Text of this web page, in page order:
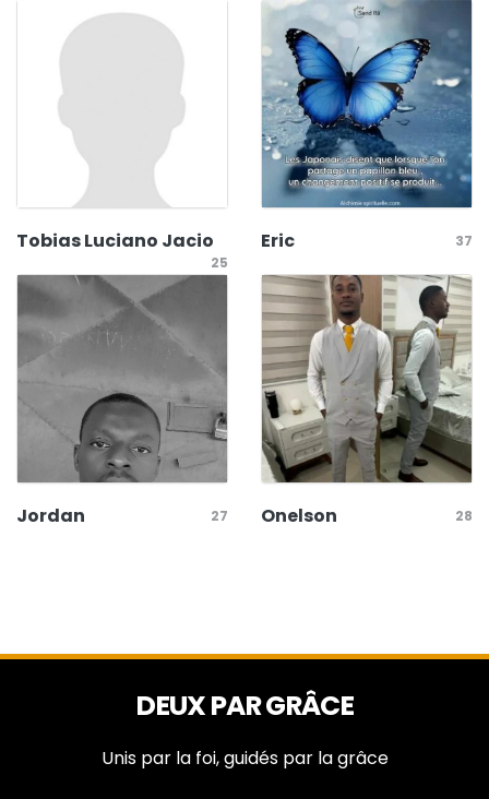
Tobias Luciano Jacio
25
Eric 37
Jordan 27 Onelson 28
DEUX PAR GRÂCE
Unis par la foi, guidés par la grâce